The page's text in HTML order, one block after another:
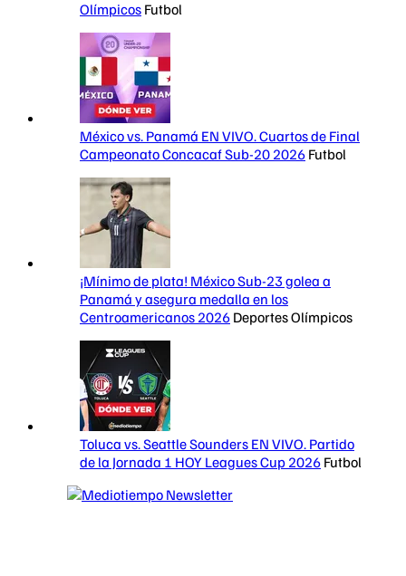
Olímpicos Futbol
México vs. Panamá EN VIVO. Cuartos de Final
Campeonato Concacaf Sub-20 2026 Futbol
¡Mínimo de plata! México Sub-23 golea a
Panamá y asegura medalla en los
Centroamericanos 2026 Deportes Olímpicos
Toluca vs. Seattle Sounders EN VIVO. Partido
de la Jornada 1 HOY Leagues Cup 2026 Futbol